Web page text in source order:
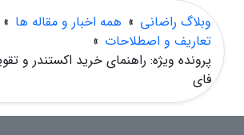
وبلاگ راضانی » همه اخبار و مقاله ها »
تعاریف و اصطلاحات »
پرونده ویژه: راهنمای خرید اکستندر و
فای